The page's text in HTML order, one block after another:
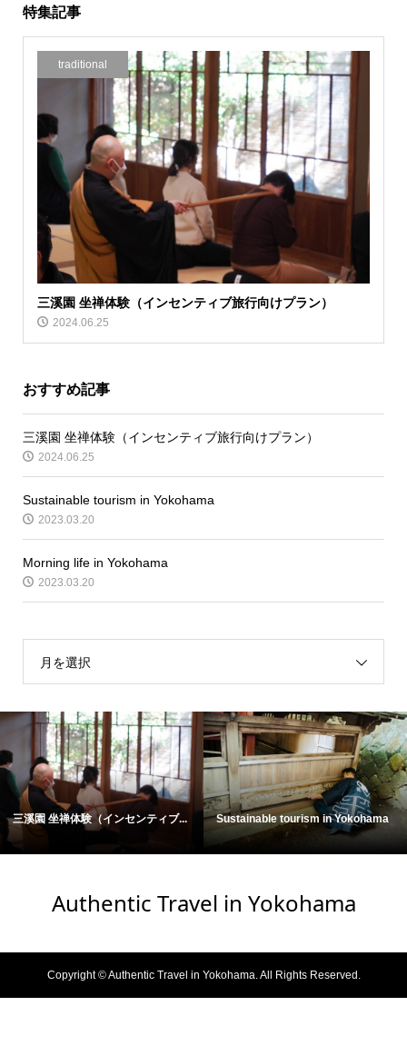
特集記事
traditional
三溪園 坐禅体験（インセンティブ旅行向けプラン）
2024.06.25
おすすめ記事
三溪園 坐禅体験（インセンティブ旅行向けプラン）
2024.06.25
Sustainable tourism in Yokohama
2023.03.20
Morning life in Yokohama
2023.03.20
月を選択
三溪園 坐禅体験（インセンティブ... Sustainable tourism in Yokohama
Authentic Travel in Yokohama
Copyright ©Authentic Travel in Yokohama. All Rights Reserved.